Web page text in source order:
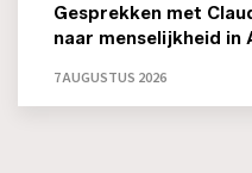
Gesprekken met
naar menselijkheid in
7 AUGUSTUS 2026